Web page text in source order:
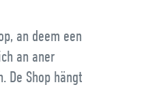
an deem een
an aner
De Shop hängt